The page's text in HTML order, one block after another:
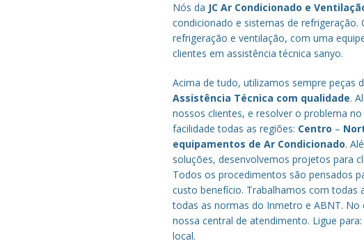
Nós da JC Ar Condicionado e
condicionado e sistemas de
refrigeração e ventilação, com uma
clientes em assistência técnica sanyo.
Acima de tudo, utilizamos sempre peças
Assistência Técnica com qualidade.
nossos clientes, e resolver o problema
facilidade todas as regiões: Centro –
equipamentos de Ar Condicionado.
soluções, desenvolvemos projetos para
Todos os procedimentos são pensados
custo benefício. Trabalhamos com todas
todas as normas do Inmetro e ABNT.
nossa central de atendimento. Ligue
local.